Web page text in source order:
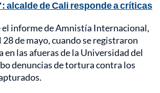
alcalde de Cali responde a críticas
el informe de Amnistía Internacional,
de mayo, cuando se registraron
en las afueras de la Universidad del
denuncias de tortura contra los